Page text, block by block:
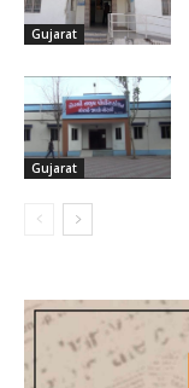
Gujarat
Gujarat